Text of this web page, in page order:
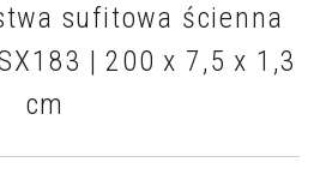
sufitowa ścienna
| 200 x 7,5 x 1,3
cm